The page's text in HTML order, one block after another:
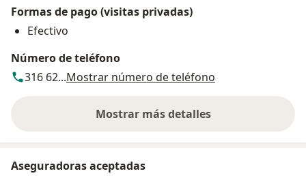
Formas de pago (visitas privadas)
Efectivo
Número de teléfono
316 62...Mostrar número de teléfono
Mostrar más detalles
sobre la dirección
Aseguradoras aceptadas